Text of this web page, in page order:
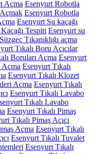
Açma Esenyurt Robotla
Esenyurt Robotla
Esenyurt Su kaçağı
Tespiti Esenyurt su
Tıkanıklığı açma
Tıkalı Boru Açıcılar
Boruları Açma Esenyurt
Açma Esenyurt Tıkalı
Esenyurt Tıkalı Klozet
Açma Esenyurt Tıkalı
Esenyurt Tıkalı Lavabo
Tıkalı Lavabo
Esenyurt Tıkalı Pimaş
Tıkalı Pimaş Açıcı
Açma Esenyurt Tıkalı
Esenyurt Tıkalı Tuvalet
Esenyurt Tıkalı